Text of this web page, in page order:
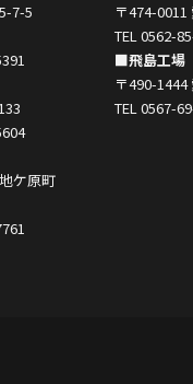
7-5
ケ原町
〒474-
TEL 0562-
■飛島工場
〒490-
TEL 0567-